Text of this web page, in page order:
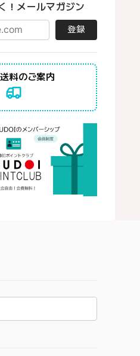
！メールマガジン
登録
料のご案内